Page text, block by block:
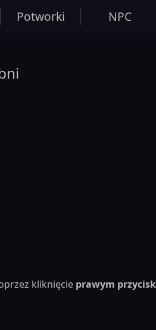
Potworki NPC
kliknięcie prawym